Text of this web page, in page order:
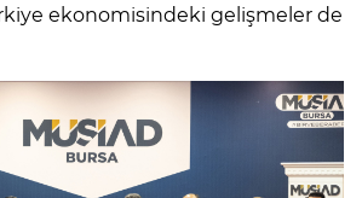
ekonomisindeki gelişmeler de